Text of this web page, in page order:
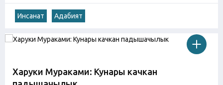
Инсанат Адабият
Харуки Мураками: Кунары качкан